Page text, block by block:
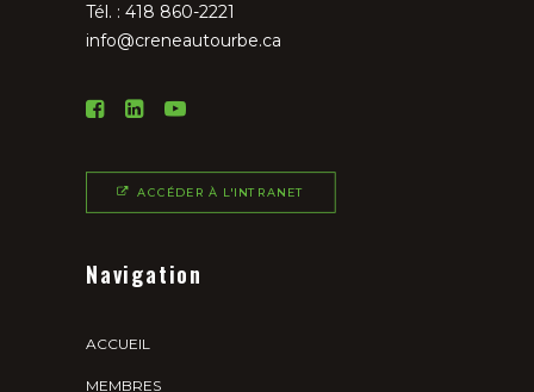
Tél. : 418 860-2221
info@creneautourbe.ca
ACCÉDER À L'INTRANET
Navigation
ACCUEIL
MEMBRES